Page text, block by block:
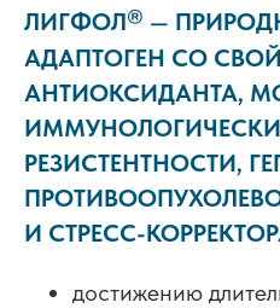
ЛИГФОЛ® —
АДАПТОГЕН СО
АНТИОКСИДАНТА,
РЕЗИСТЕНТНОСТИ,
И СТРЕСС-
достижению